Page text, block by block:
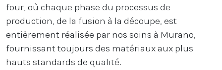
four, où chaque phase du processus de
production, de la fusion à la découpe, est
entièrement réalisée par nos soins à Murano,
fournissant toujours des matériaux aux plus
hauts standards de qualité.